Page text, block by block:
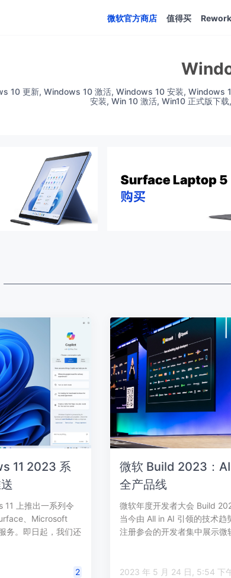
微软官方商店 值得买
10 更新, Windows 10 激活, Windows 10 安装, Windows
安装, Win 10 激活, Win10 正式版下
11 2023 系
11 上推出一系列令
、Microsoft
务。即日起，我们还
2
微软 Build 2023：
全产品线
微软年度开发者大会 Build
当今由 All in AI 引领的技术趋
注册参会的开发者集中展示
2023 年 5 月 24 日, 5:54